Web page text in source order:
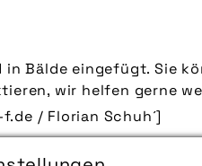
Bälde eingefügt. Sie
wir helfen gerne
/ Florian Schuh´]